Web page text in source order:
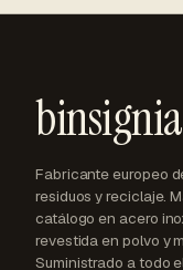
binsignia
Fabricante europeo
residuos y reciclaje.
catálogo en acero
revestida en polvo y
Suministrado a todo